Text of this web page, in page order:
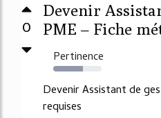
0
Devenir
PME – Fiche
Pertinence
61%
Devenir Assistant de
requises